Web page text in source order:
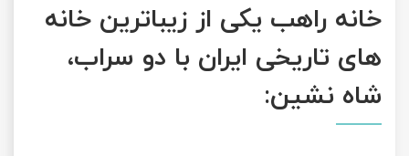
خانه راهب یکی از زیباترین خانه
های تاریخی ایران با دو سراب،
شاه نشین: